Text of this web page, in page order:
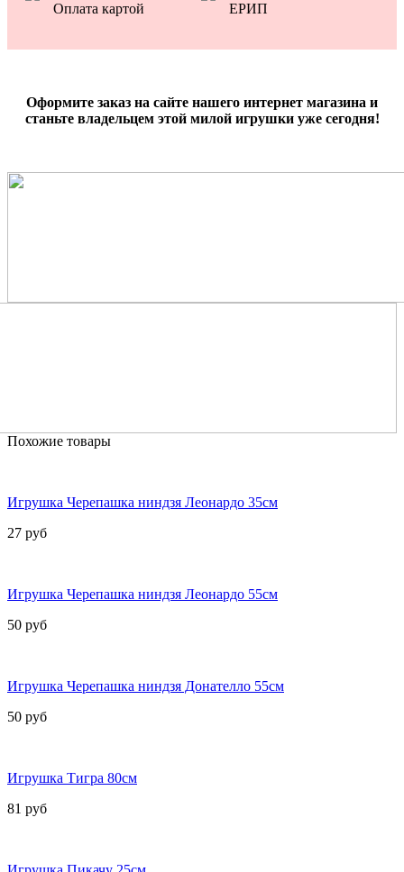
Оплата картой ЕРИП
Оформите заказ на сайте нашего интернет магазина и
станьте владельцем этой милой игрушки уже сегодня!
Похожие товары
Игрушка Черепашка ниндзя Леонардо 35см
27 руб
Игрушка Черепашка ниндзя Леонардо 55см
50 руб
Игрушка Черепашка ниндзя Донателло 55см
50 руб
Игрушка Тигра 80см
81 руб